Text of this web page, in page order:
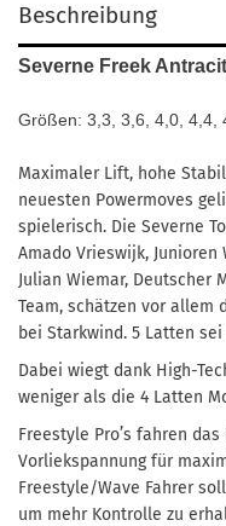
Beschreibung
Severne Freek
Größen: 3,3, 3,6, 4,0, 4,4,
Maximaler Lift, hohe
neuesten Powermoves
spielerisch. Die Severne
Amado Vrieswijk,
Julian Wiemar, Deutscher
Team, schätzen vor allem
bei Starkwind. 5 Latten sei
Dabei wiegt dank High-
weniger als die 4 Latten
Freestyle Pro’s fahren
Vorliekspannung für
Freestyle/Wave Fahrer
um mehr Kontrolle zu